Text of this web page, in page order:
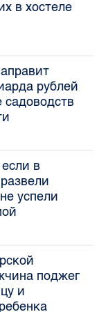
в хостеле
рублей
садоводств
в
успели
поджег
и